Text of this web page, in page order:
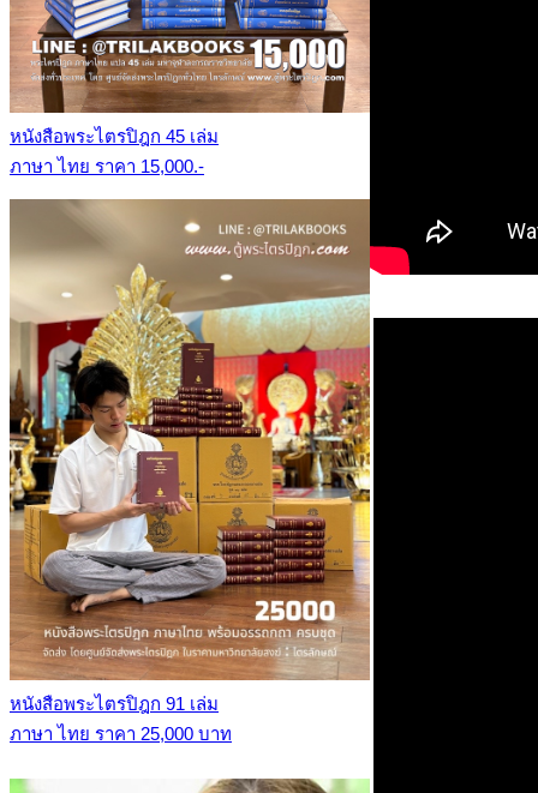
หนังสือพระไตรปิฎก 45 เล่ม
ภาษา ไทย ราคา 15,000.-
หนังสือพระไตรปิฎก 91 เล่ม
ภาษา ไทย ราคา 25,000 บาท